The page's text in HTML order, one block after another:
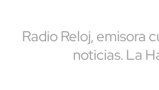
Radio Reloj, emisora
noticias. La